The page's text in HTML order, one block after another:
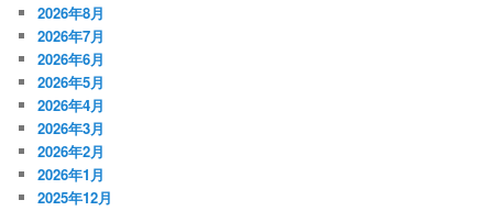
2026年8月
2026年7月
2026年6月
2026年5月
2026年4月
2026年3月
2026年2月
2026年1月
2025年12月